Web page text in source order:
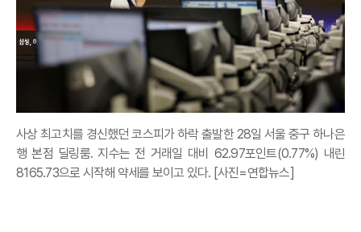
사상 최고치를 경신했던 코스피가 하락 출발한 28일 서울 중구 하나은
행 본점 딜링룸. 지수는 전 거래일 대비 62.97포인트(0.77%) 내린
8165.73으로 시작해 약세를 보이고 있다. [사진=연합뉴스]